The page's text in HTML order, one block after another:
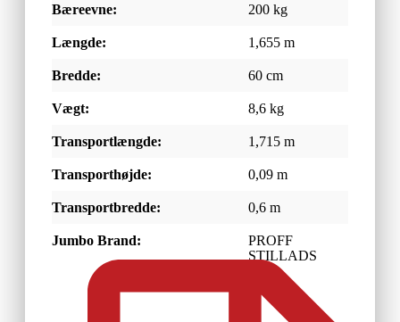
Bæreevne: 200 kg
Længde: 1,655 m
Bredde: 60 cm
Vægt: 8,6 kg
Transportlængde: 1,715 m
Transporthøjde: 0,09 m
Transportbredde: 0,6 m
Jumbo Brand:
PROFF
STILLADS